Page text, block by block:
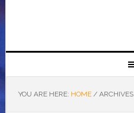
YOU ARE HERE: HOME /ARCHIVES